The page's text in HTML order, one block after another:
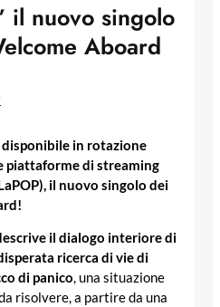
il nuovo singolo
Aboard
disponibile in rotazione
piattaforme di streaming
il nuovo singolo dei
il dialogo interiore di
ricerca di vie di
di panico, una situazione
risolvere, a partire da una